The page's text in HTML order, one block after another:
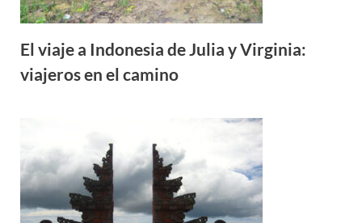
El viaje a Indonesia de Julia y Virginia:
viajeros en el camino